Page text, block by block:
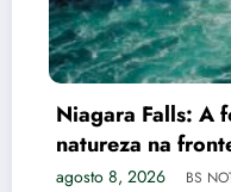
Niagara Falls: A
natureza na
EUA
agosto 8, 2026 BS